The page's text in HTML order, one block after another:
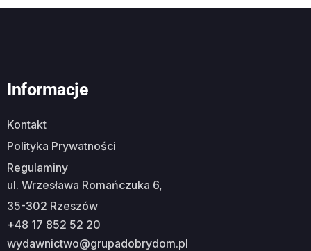
Informacje
Kontakt
Polityka Prywatności
Regulaminy
ul. Wrzesława Romańczuka 6,
35-302 Rzeszów
+48 17 852 52 20
wydawnictwo@grupadobrydom.pl